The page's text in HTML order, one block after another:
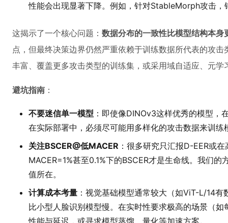
性能会出现显著下降。例如，针对StableMorph攻击，
这揭示了一个核心问题： 数据分布的一致性比模型结构本身
点，但最终决策边界仍然严重依赖于训练数据所代表的攻
丰富、覆盖更多攻击类型的训练集，或采用域自适应、元学
避坑指南 ：
不要迷信单一模型 ：即使像DINOv3这样优秀的模型，
在实际部署中，必须尽可能用多样化的攻击数据来训练
关注BSCER@低MACER ：很多研究只汇报D-EER或
MACER=1%甚至0.1%下的BSCER才是生命线。我们
值所在。
计算成本考量 ：视觉基础模型通常较大（如ViT-L/14
比小型人脸识别模型慢。在实时性要求极高的场景（
性能与延迟，或寻求模型蒸馏、量化等加速方案。